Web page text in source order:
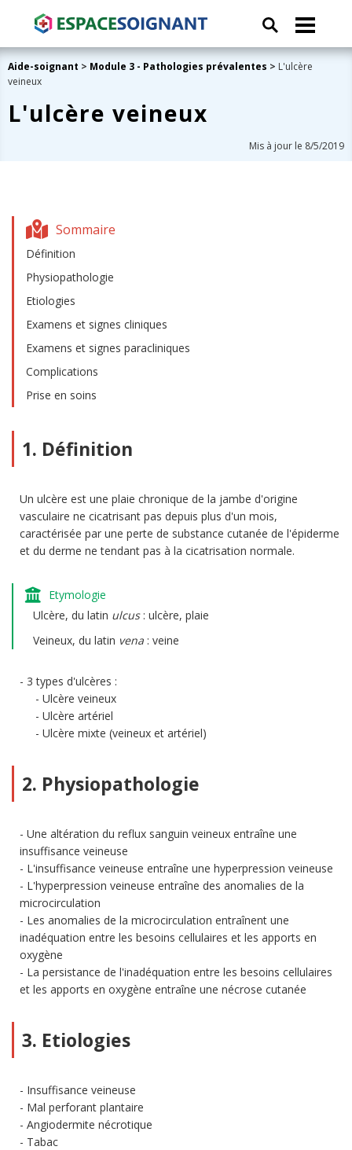
Aide-soignant > Module 3 - Pathologies prévalentes > L'ulcère
veineux
L'ulcère veineux
Mis à jour le 8/5/2019
Sommaire
Définition
Physiopathologie
Etiologies
Examens et signes cliniques
Examens et signes paracliniques
Complications
Prise en soins
1. Définition
Un ulcère est une plaie chronique de la jambe d'origine
vasculaire ne cicatrisant pas depuis plus d'un mois,
caractérisée par une perte de substance cutanée de l'épiderme
et du derme ne tendant pas à la cicatrisation normale.
Etymologie
Ulcère, du latin ulcus : ulcère, plaie
Veineux, du latin vena : veine
3 types d'ulcères :
Ulcère veineux
Ulcère artériel
Ulcère mixte (veineux et artériel)
2. Physiopathologie
Une altération du reflux sanguin veineux entraîne une
insuffisance veineuse
L'insuffisance veineuse entraîne une hyperpression veineuse
L'hyperpression veineuse entraîne des anomalies de la
microcirculation
Les anomalies de la microcirculation entraînent une
inadéquation entre les besoins cellulaires et les apports en
oxygène
La persistance de l'inadéquation entre les besoins cellulaires
et les apports en oxygène entraîne une nécrose cutanée
3. Etiologies
Insuffisance veineuse
Mal perforant plantaire
Angiodermite nécrotique
Tabac